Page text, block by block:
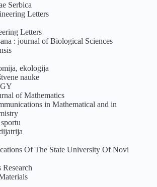
Serbica
Letters
Letters
: journal of Biological Sciences
ekologija
nauke
of Mathematics
in Mathematical and in
Of The State University Of Novi
Research